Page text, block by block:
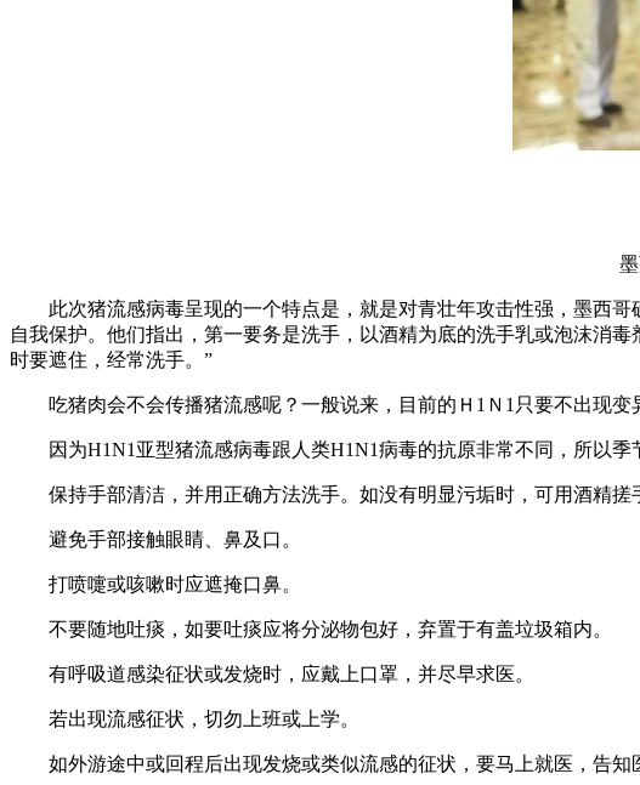
此次猪流感病毒呈现的一个特点是，就是对青壮年攻击性强，墨西
自我保护。他们指出，第一要务是洗手，以酒精为底的洗手乳或泡沫消
时要遮住，经常洗手。”
吃猪肉会不会传播猪流感呢？一般说来，目前的Ｈ1Ｎ1只要不出现
因为H1N1亚型猪流感病毒跟人类H1N1病毒的抗原非常不同，所以
保持手部清洁，并用正确方法洗手。如没有明显污垢时，可用酒精搓
避免手部接触眼睛、鼻及口。
打喷嚏或咳嗽时应遮掩口鼻。
不要随地吐痰，如要吐痰应将分泌物包好，弃置于有盖垃圾箱内。
有呼吸道感染征状或发烧时，应戴上口罩，并尽早求医。
若出现流感征状，切勿上班或上学。
如外游途中或回程后出现发烧或类似流感的征状，要马上就医，告知